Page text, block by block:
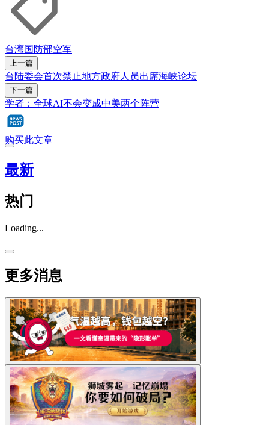
台湾国防部空军
上一篇
台陆委会首次禁止地方政府人员出席海峡论坛
下一篇
学者：全球AI不会变成中美两个阵营
购买此文章
最新
热门
Loading...
更多消息